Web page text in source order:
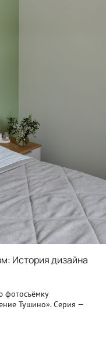
История дизайна
фотосъёмку
Тушино». Серия —